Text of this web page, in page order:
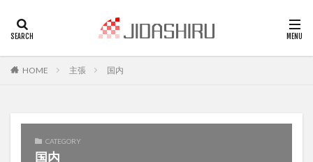
HOME 主張 国内
CATEGORY
国内